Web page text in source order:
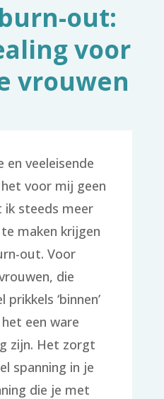
out:
voor
vrouwen
en veeleisende
voor mij geen
ik steeds meer
maken krijgen
out. Voor
die
‘binnen’
een ware
zijn. Het zorgt
spanning in je
die je met